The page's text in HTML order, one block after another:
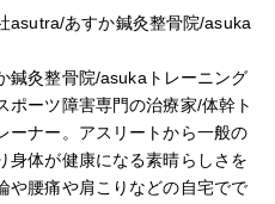
あすか鍼灸整骨院/asuka
灸整骨院/asukaトレーニング
ーツ障害専門の治療家/体幹ト
ーナー。アスリートから一般の
身体が健康になる素晴らしさを
や腰痛や肩こりなどの自宅でで